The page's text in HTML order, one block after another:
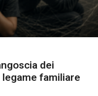
dei
familiare